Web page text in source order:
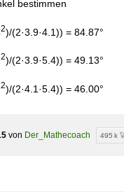
bestimmen
2)/(2·3.9·4.1)) = 84.87°
2)/(2·3.9·5.4)) = 49.13°
2)/(2·4.1·5.4)) = 46.00°
von Der_Mathecoach 495 k